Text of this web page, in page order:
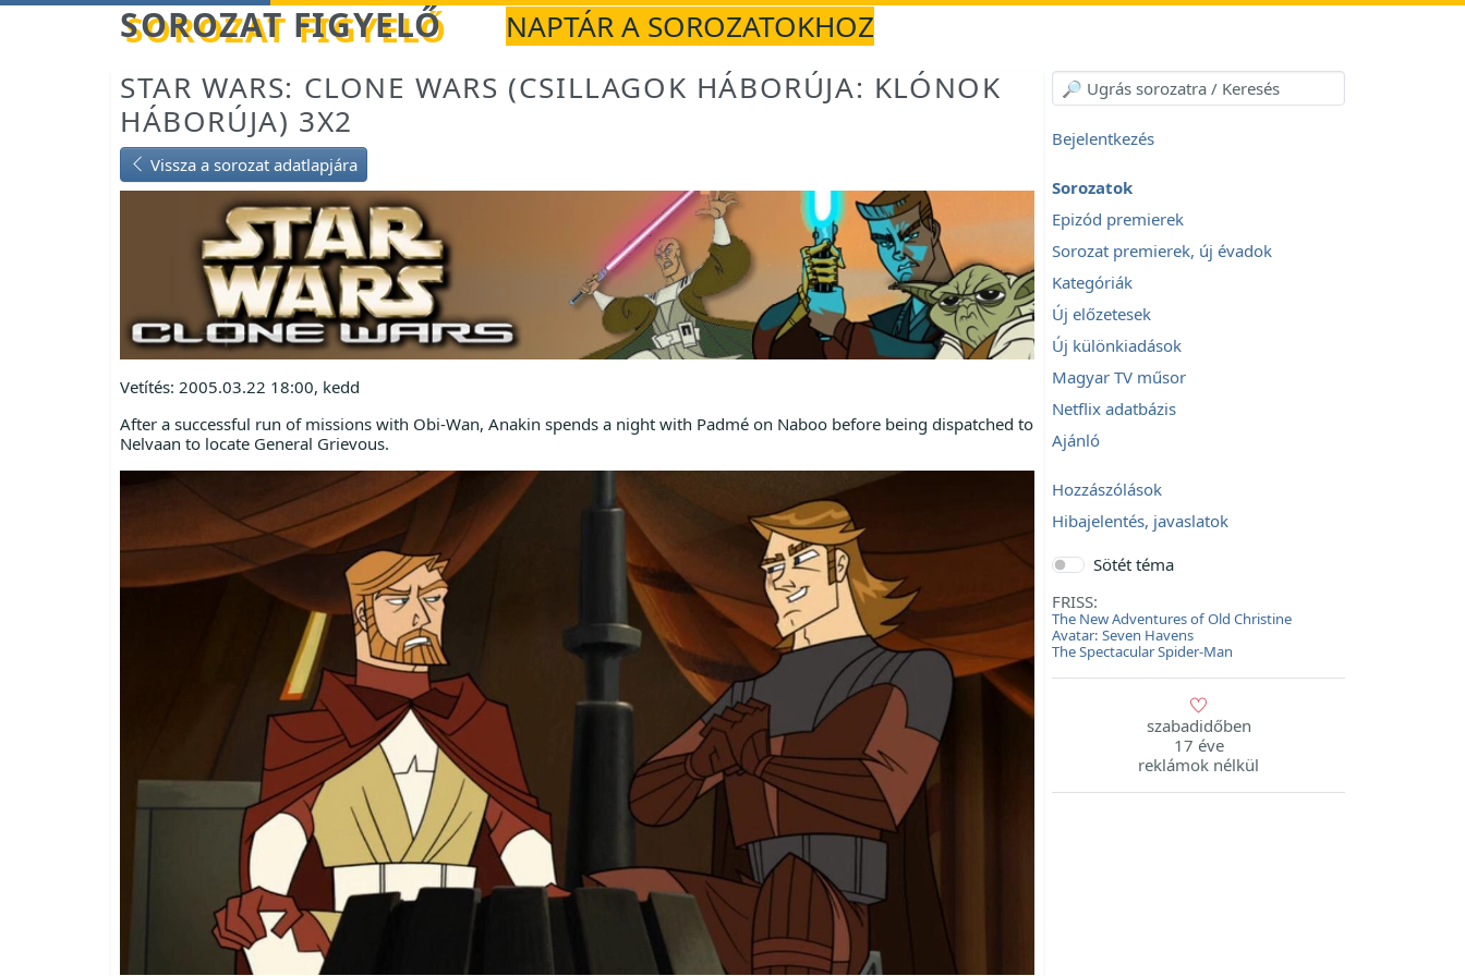
Betöltés... SOROZAT FIGYELŐ
NAPTÁR A SOROZATOKHOZ
STAR WARS: CLONE WARS (CSILLAGOK HÁBORÚJA: KLÓNOK
HÁBORÚJA) 3X2
Vissza a sorozat adatlapjára
Vetítés: 2005.03.22 18:00, kedd
After a successful run of missions with Obi-Wan, Anakin spends a night with Padmé on Naboo before being dispatched to
Nelvaan to locate General Grievous.
Bejelentkezés
Sorozatok
Epizód premierek
Sorozat premierek, új évadok
Kategóriák
Új előzetesek
Új különkiadások
Magyar TV műsor
Netflix adatbázis
Ajánló
Hozzászólások
Hibajelentés, javaslatok
Sötét téma
FRISS:
The New Adventures of Old Christine
Avatar: Seven Havens
The Spectacular Spider-Man
szabadidőben
17 éve
reklámok nélkül